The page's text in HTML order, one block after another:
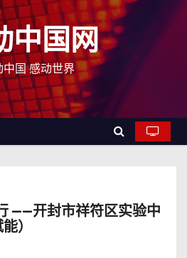
中国网
中国 感动世界
——开封市祥符区实验中
）